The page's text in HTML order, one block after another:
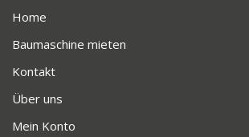
Home
Baumaschine mieten
Kontakt
Über uns
Mein Konto